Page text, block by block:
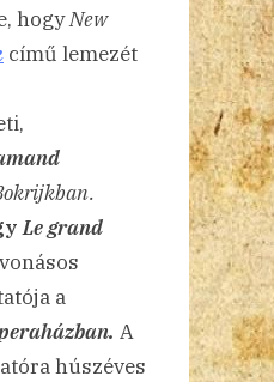
hogyNew
című lemezét
Le grand
a
A
húszéves